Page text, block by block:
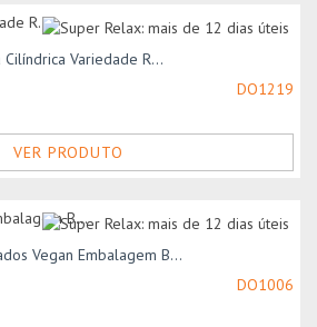
Cilíndrica Variedade R...
DO1219
VER PRODUTO
Vegan Embalagem B...
DO1006